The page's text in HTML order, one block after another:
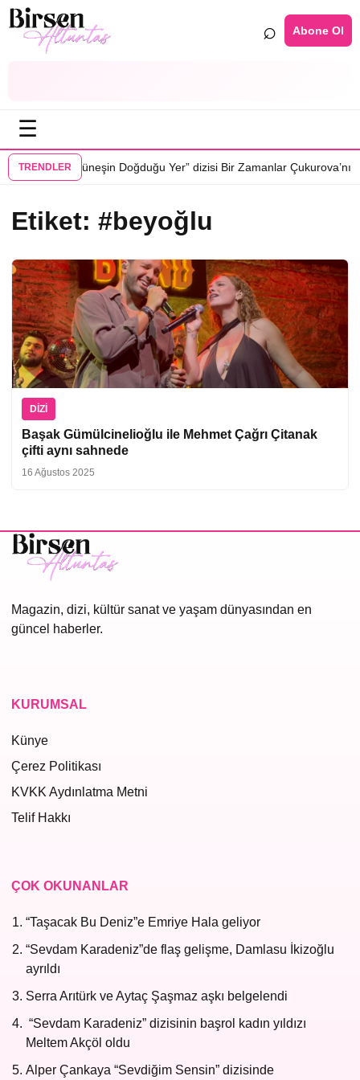
⌕ Abone Ol
☰
TRENDLER
oluyor•“Güneşin Doğduğu Yer” dizisi Bir Zamanlar Çukurova’nın
Etiket: #beyoğlu
DIZI
Başak Gümülcinelioğlu ile Mehmet Çağrı Çitanak
çifti aynı sahnede
16 Ağustos 2025
Magazin, dizi, kültür sanat ve yaşam dünyasından en
güncel haberler.
KURUMSAL
Künye
Çerez Politikası
KVKK Aydınlatma Metni
Telif Hakkı
ÇOK OKUNANLAR
“Taşacak Bu Deniz”e Emriye Hala geliyor
“Sevdam Karadeniz”de flaş gelişme, Damlasu İkizoğlu
ayrıldı
Serra Arıtürk ve Aytaç Şaşmaz aşkı belgelendi
“Sevdam Karadeniz” dizisinin başrol kadın yıldızı
Meltem Akçöl oldu
Alper Çankaya “Sevdiğim Sensin” dizisinde